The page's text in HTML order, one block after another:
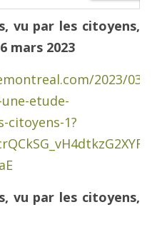
vu par les citoyens,
mars 2023
2023/03/
etude-
citoyens-1?
vu par les citoyens,